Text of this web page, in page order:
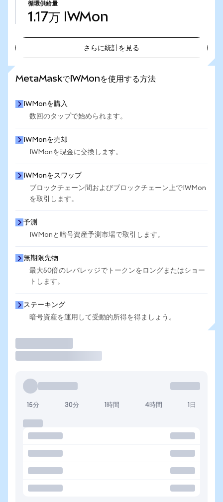
循環供給量
1.17万 IWMon
さらに統計を見る
MetaMaskでIWMonを使用する方法
IWMonを購入
数回のタップで始められます。
IWMonを売却
IWMonを現金に交換します。
IWMonをスワップ
ブロックチェーン間およびブロックチェーン上でIWMon
を取引します。
予測
IWMonと暗号資産予測市場で取引します。
無期限先物
最大50倍のレバレッジでトークンをロングまたはショー
トします。
ステーキング
暗号資産を運用して受動的所得を得ましょう。
15分 30分 1時間 4時間 1日